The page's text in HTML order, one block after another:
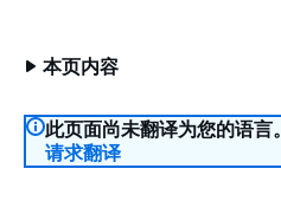
本页内容
此页面尚未翻译为您的语言。
请求翻译